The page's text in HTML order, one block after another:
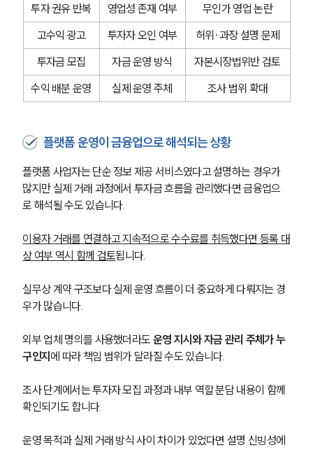
투자 권유 반복
영업성 존재 여부
무인가 영업 논란
고수익 광고
투자자 오인 여부
허위·과장 설명 문제
투자금 모집
자금 운영 방식
자본시장법위반 검토
수익 배분 운영
실제 운영 주체 조사 범위 확대
플랫폼 운영이 금융업으로 해석되는 상황
플랫폼 사업자는 단순 정보 제공 서비스였다고 설명하는 경우가
많지만 실제 거래 과정에서 투자금 흐름을 관리했다면 금융업으
로 해석될 수도 있습니다.
이용자 거래를 연결하고 지속적으로 수수료를 취득했다면 등록 대
상 여부 역시 함께 검토됩니다.
실무상 계약 구조보다 실제 운영 흐름이 더 중요하게 다뤄지는 경
우가 많습니다.
외부 업체 명의를 사용했더라도 운영 지시와 자금 관리 주체가 누
구인지에 따라 책임 범위가 달라질 수도 있습니다.
조사 단계에서는 투자자 모집 과정과 내부 역할 분담 내용이 함께
확인되기도 합니다.
운영 목적과 실제 거래 방식 사이 차이가 있었다면 설명 신빙성에